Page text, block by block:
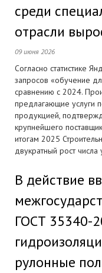
среди
отрасли
09 июня 2026
Согласно статистике
запросов «обучение
сравнению с 2024.
предлагающие услуги
продукцией,
крупнейшего
итогам 2025
двукратный рост
В действие
ГОСТ 35340-
рулонные